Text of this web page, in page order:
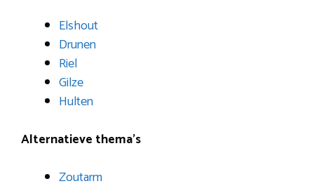
Elshout
Drunen
Riel
Gilze
Hulten
Alternatieve thema’s
Zoutarm